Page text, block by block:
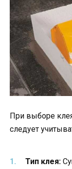
При выборе
следует
Тип клея: